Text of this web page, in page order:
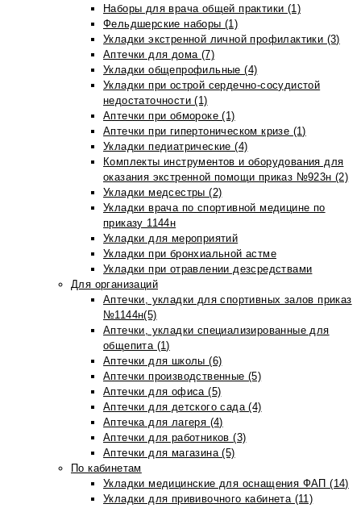
Наборы для врача общей практики (1)
Фельдшерские наборы (1)
Укладки экстренной личной профилактики (3)
Аптечки для дома (7)
Укладки общепрофильные (4)
Укладки при острой сердечно-сосудистой
недостаточности (1)
Аптечки при обмороке (1)
Аптечки при гипертоническом кризе (1)
Укладки педиатрические (4)
Комплекты инструментов и оборудования для
оказания экстренной помощи приказ №923н (2)
Укладки медсестры (2)
Укладки врача по спортивной медицине по
приказу 1144н
Укладки для мероприятий
Укладки при бронхиальной астме
Укладки при отравлении дезсредствами
Для организаций
Аптечки, укладки для спортивных залов приказ
№1144н(5)
Аптечки, укладки специализированные для
общепита (1)
Аптечки для школы (6)
Аптечки производственные (5)
Аптечки для офиса (5)
Аптечки для детского сада (4)
Аптечка для лагеря (4)
Аптечки для работников (3)
Аптечки для магазина (5)
По кабинетам
Укладки медицинские для оснащения ФАП (14)
Укладки для прививочного кабинета (11)